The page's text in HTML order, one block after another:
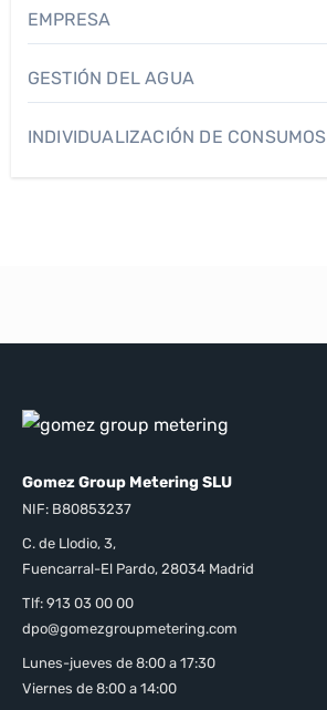
EMPRESA
GESTIÓN DEL AGUA
INDIVIDUALIZACIÓN DE CONSUMOS
Gomez Group Metering SLU
NIF: B80853237
C. de Llodio, 3,
Fuencarral-El Pardo, 28034 Madrid
Tlf: 913 03 00 00
dpo@gomezgroupmetering.com
Lunes-jueves de 8:00 a 17:30
Viernes de 8:00 a 14:00